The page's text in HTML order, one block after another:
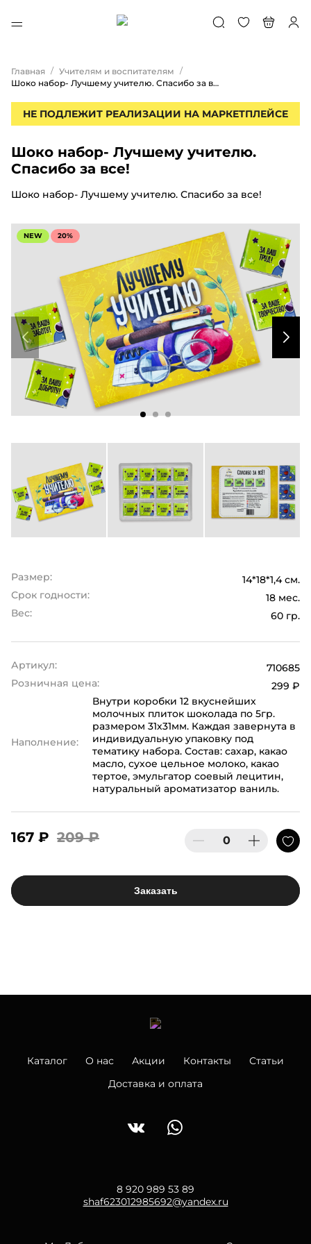
Главная / Учителям и воспитателям /
Шоко набор- Лучшему учителю. Спасибо за все!
НЕ ПОДЛЕЖИТ РЕАЛИЗАЦИИ НА МАРКЕТПЛЕЙСЕ
Шоко набор- Лучшему учителю.
Спасибо за все!
Шоко набор- Лучшему учителю. Спасибо за все!
NEW 20%
Размер:
14*18*1,4 см.
Срок годности:
18 мес.
Вес:
60 гр.
Артикул:
710685
Розничная цена:
299 ₽
Наполнение:
Внутри коробки 12 вкуснейших
молочных плиток шоколада по 5гр.
размером 31х31мм. Каждая завернута в
индивидуальную упаковку под
тематику набора. Состав: сахар, какао
масло, сухое цельное молоко, какао
тертое, эмульгатор соевый лецитин,
натуральный ароматизатор ваниль.
167 ₽ 209 ₽
Заказать
Каталог О нас Акции Контакты
Статьи
Доставка и оплата
8 920 989 53 89
shaf623012985692@yandex.ru